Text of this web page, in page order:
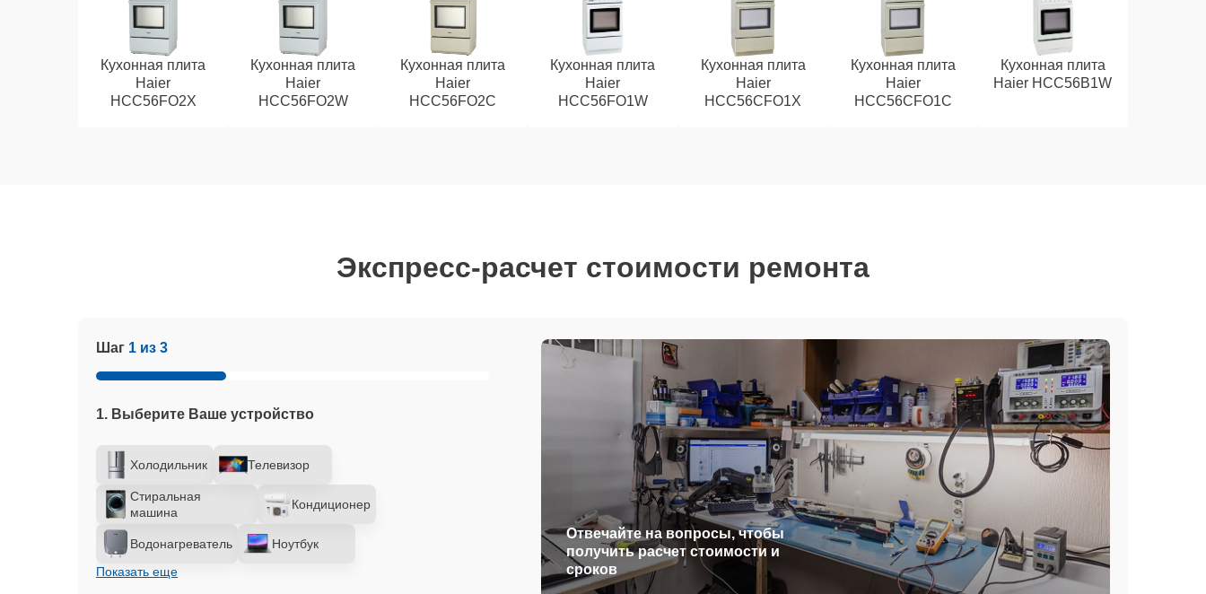
Кухонная плита
Haier
HCC56FO2X
Кухонная плита
Haier
HCC56FO2W
Кухонная плита
Haier
HCC56FO2C
Кухонная плита
Haier
HCC56FO1W
Кухонная плита
Haier
HCC56CFO1Х
Кухонная плита
Haier
HCC56CFO1С
Кухонная плита
Haier HCC56B1W
Экспресс-расчет стоимости ремонта
Шаг 1 из 3
1. Выберите Ваше устройство
Холодильник Телевизор
Стиральная
машина
Кондиционер
Водонагреватель
Ноутбук
Показать еще
Отвечайте на вопросы, чтобы
получить расчет стоимости и
сроков